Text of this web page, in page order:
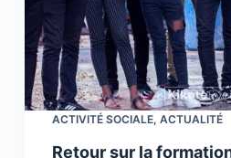
ACTIVITÉ SOCIALE, ACTUALITÉ
Retour sur la